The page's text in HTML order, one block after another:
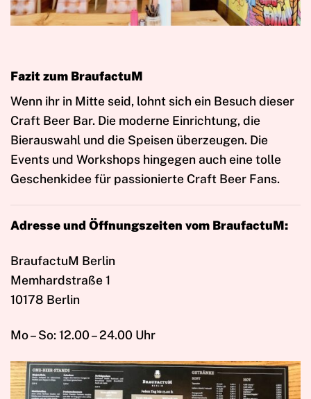
Fazit zum BraufactuM
Wenn ihr in Mitte seid, lohnt sich ein Besuch dieser
Craft Beer Bar. Die moderne Einrichtung, die
Bierauswahl und die Speisen überzeugen. Die
Events und Workshops hingegen auch eine tolle
Geschenkidee für passionierte Craft Beer Fans.
Adresse und Öffnungszeiten vom BraufactuM:
BraufactuM Berlin
Memhardstraße 1
10178 Berlin
Mo – So: 12.00 – 24.00 Uhr